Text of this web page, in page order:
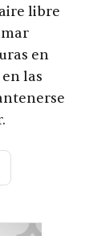
libre
en
las